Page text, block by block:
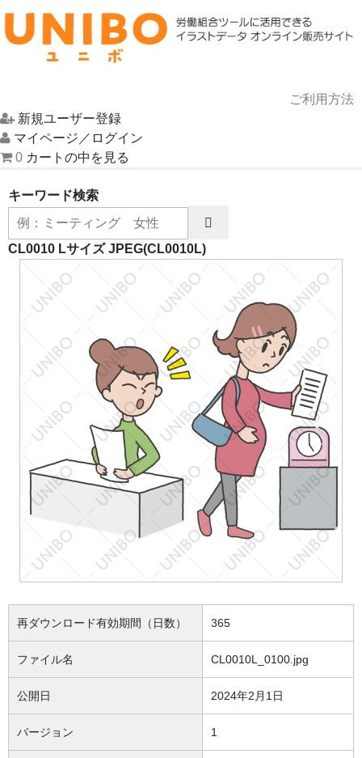
ご利用方法
HOME
UNIBOについて
お問い合わせ
新規ユーザー登録
マイページ／ログイン
0 カートの中を見る
キーワード検索
CL0010 Lサイズ JPEG(CL0010L)
再ダウンロード有効期間（日数） 365
ファイル名 CL0010L_0100.jpg
公開日 2024年2月1日
バージョン 1